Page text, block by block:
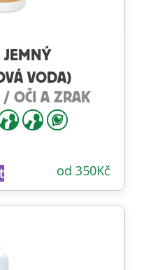
JEMNÝ
VODA)
OČI A ZRAK
od 350Kč